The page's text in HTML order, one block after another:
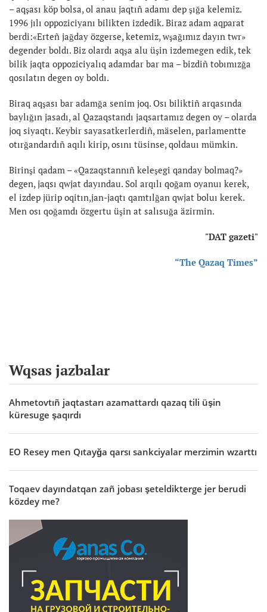
– aqşası köp bolsa, ol anau jaqtıñ adamı dep şığa kelemiz.
1996 jılı oppoziciyanı bilikten izdedik. Biraz adam aqparat
berdi:«Erteñ jağday özgerse, ketemiz, wşağımız dayın twr»
degender boldı. Biz olardı aqşa alu üşin izdemegen edik, tek
bilik jaqta oppoziciyalıq adamdar bar ma – bizdiñ tobımızğa
qosılatın degen oy boldı.
Biraq aqşası bar adamğa senim joq. Osı biliktiñ arqasında
baylığın jasadı, al Qazaqstandı jaqsartamız degen oy – olarda
joq siyaqtı. Keybir sayasatkerlerdiñ, mäselen, parlamentte
otırğandardıñ aqılı kirip, osını tüsinse, qoldauı mümkin.
Birinşi qadam – «Qazaqstannıñ keleşegi qanday bolmaq?»
degen, jaqsı qwjat dayındau. Sol arqılı qoğam oyanuı kerek,
el izdep jürip oqitın,jan-jaqtı qamtılğan qwjat boluı kerek.
Men osı qoğamdı özgertu üşin at salısuğa äzirmin.
"DAT gazeti"
“The Qazaq Times”
Wqsas jazbalar
Ahmetovtıñ jaqtastarı azamattardı qazaq tili üşin
küresuge şaqırdı
EO Resey men Qıtayğa qarsı sankciyalar merzimin wzarttı
Toqaev dayındatqan zañ jobası şeteldikterge jer berudi
közdey me?